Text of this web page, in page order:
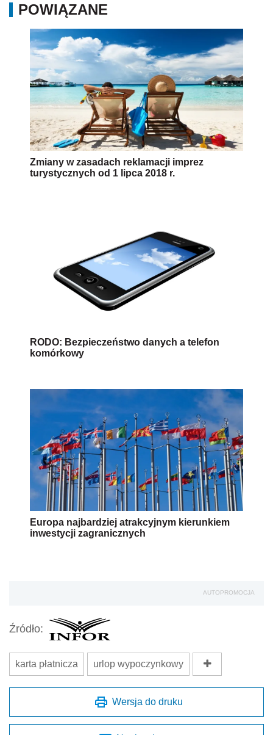
POWIĄZANE
Zmiany w zasadach reklamacji imprez
turystycznych od 1 lipca 2018 r.
RODO: Bezpieczeństwo danych a telefon
komórkowy
Europa najbardziej atrakcyjnym kierunkiem
inwestycji zagranicznych
AUTOPROMOCJA
Źródło:
karta płatnicza urlop wypoczynkowy
Wersja do druku